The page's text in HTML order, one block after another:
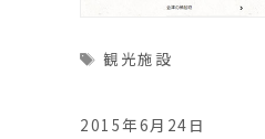
Tags
観光施設
2015年6月24日